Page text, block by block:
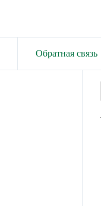
Обратная связь